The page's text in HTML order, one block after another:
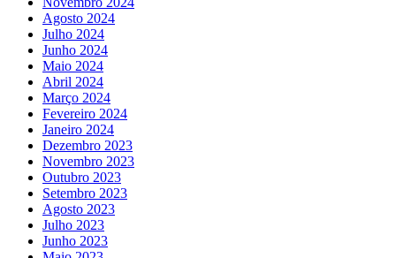
Agosto 2024
Julho 2024
Junho 2024
Maio 2024
Abril 2024
Março 2024
Fevereiro 2024
Janeiro 2024
Dezembro 2023
Novembro 2023
Outubro 2023
Setembro 2023
Agosto 2023
Julho 2023
Junho 2023